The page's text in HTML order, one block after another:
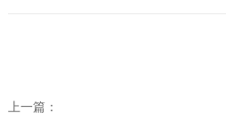
上一篇：